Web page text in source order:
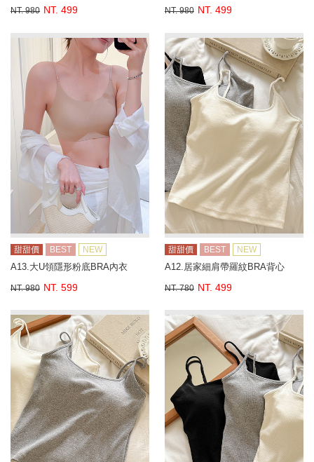
NT. 980 NT. 499 NT. 980 NT. 499
甜甜價 BEST NEW
A13.大U領隱形粉底BRA內衣
NT. 980 NT. 599
甜甜價 BEST NEW
A12.居家細肩帶羅紋BRA背心
NT. 780 NT. 499